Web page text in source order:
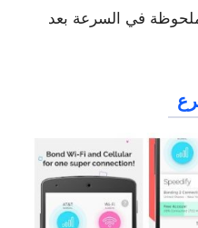
في السرعة بعد